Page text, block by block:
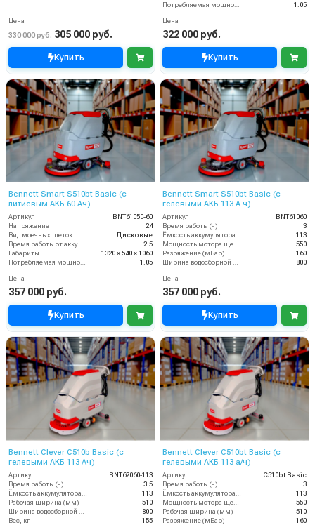
Цена
330 000 руб. 305 000 руб.
Купить
1.05
Цена
322 000 руб.
Купить
Bennett Smart S510bt Basic (с
литиевым АКБ 60 Ач)
Артикул
BNT61050-60
Напряжение
24
Вид моечных щеток
Дисковые
Время работы от аккумуляторов (ч)
2.5
Габариты
1320 × 540 × 1060
Потребляемая мощность (кВт)
1.05
Цена
357 000 руб.
Купить
Bennett Smart S510bt Basic (с
гелевыми АКБ 113 А ч)
Артикул
BNT61060
Время работы (ч)
3
Ёмкость аккумулятора (Ач)
113
Мощность мотора щеток
550
Разряжение (мБар)
160
Ширина водосборной рейки
800
Цена
357 000 руб.
Купить
Bennett Clever C510b Basic (с
гелевыми АКБ 113 Ач)
Артикул
BNT62060-113
Время работы (ч)
3.5
113
Рабочая ширина (мм)
510
800
Вес, кг
155
Bennett Clever C510bt Basic (с
гелевыми АКБ 113 а/ч)
Артикул
C510bt Basic
Время работы (ч)
3
113
550
Рабочая ширина (мм)
510
Разряжение (мБар)
160